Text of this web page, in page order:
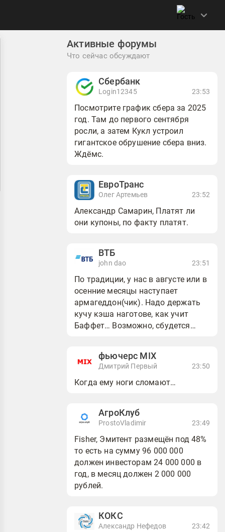
Активные форумы
Что сейчас обсуждают
Сбербанк
Login12345 23:53
Посмотрите график сбера за 2025
год. Там до первого сентября
росли, а затем Кукл устроил
гигантское обрушение сбера вниз.
Ждёмс.
ЕвроТранс
Олег Артемьев 23:52
Александр Самарин, Платят ли
они купоны, по факту платят.
ВТБ
john dao 23:51
По традиции, у нас в августе или в
осенние месяцы наступает
армагеддон(чик). Надо держать
кучу кэша наготове, как учит
Баффет… Возможно, сбудется
фьючерс MIX
Дмитрий Первый 23:50
Когда ему ноги сломают…
АгроКлуб
ProstoVladimir 23:49
Fisher, Эмитент размещён под 48%
то есть на сумму 96 000 000
должен инвесторам 24 000 000 в
год, в месяц должен 2 000 000
рублей.
КОКС
Александр Нефедов 23:42